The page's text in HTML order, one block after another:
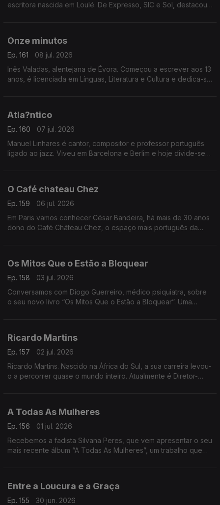
escritora nascida em Loulé. De Expresso, SIC e Sol, destacou-
Onze minutos
Ep. 161
08 jul. 2026
Inês Valadas, alentejana de Évora. Começou a escrever aos 13
anos, é licenciada em Línguas, Literatura e Cultura e dedica-se
Atla?ntico
Ep. 160
07 jul. 2026
Manuel Linhares é cantor, compositor e professor português
ligado ao jazz. Viveu em Barcelona e Berlim e hoje divide-se
O Café chateau Chez
Ep. 159
06 jul. 2026
Em Paris vamos conhecer César Bandeira, há mais de 30 anos
dono do Café Château Chez, o espaço mais português da
Os Mitos Que o Estão a Bloquear
Ep. 158
03 jul. 2026
Conversamos com Diogo Guerreiro, médico psiquiatra, sobre
o seu novo livro “Os Mitos Que o Estão a Bloquear”. Uma
Ricardo Martins
Ep. 157
02 jul. 2026
Ricardo Martins. Nascido na África do Sul, a sua carreira levou-
o a percorrer quase o mundo inteiro. Atualmente é Diretor-
A Todas As Mulheres
Ep. 156
01 jul. 2026
Recebemos a fadista Silvana Peres, que vem apresentar o seu
mais recente álbum “A Todas As Mulheres”, um trabalho que
Entre a Loucura e a Graça
Ep. 155
30 jun. 2026